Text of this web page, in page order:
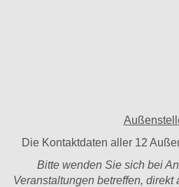
Die Kontaktdaten aller 12
Bitte wenden Sie sich bei
Veranstaltungen betreffen,